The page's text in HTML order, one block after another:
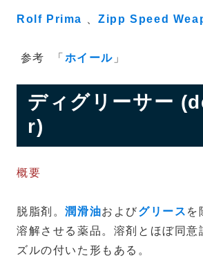
Rolf Prima 、Zipp Speed
参考 「 ホイール 」
ディグリーサー
r)
概要
脱脂剤。潤滑油およびグリース を
溶解させる薬品。溶剤とほぼ同意
ズルの付いた形もある。